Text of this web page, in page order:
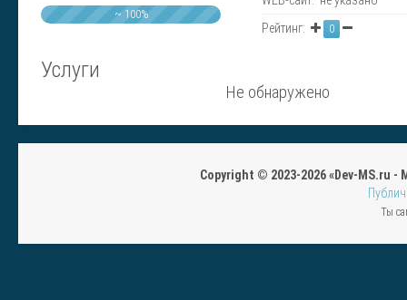
~ 100%
Рейтинг:
0
Услуги
Не обнаружено
Copyright © 2023-2026 «Dev-MS.ru -
Ты